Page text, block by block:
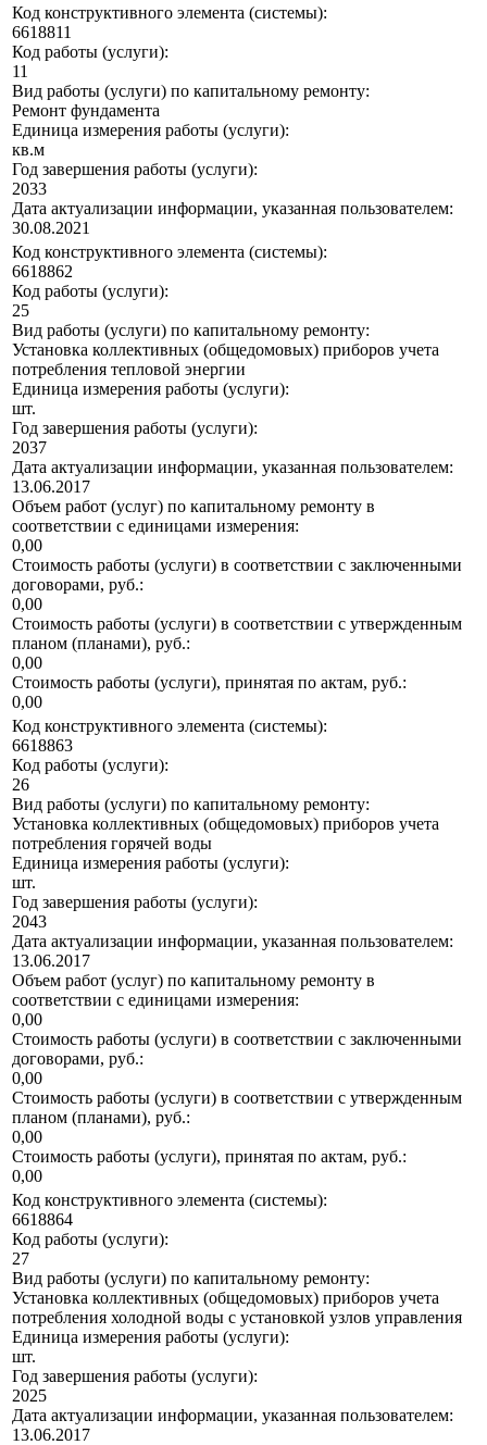
Код конструктивного элемента (системы):
6618811
Код работы (услуги):
11
Вид работы (услуги) по капитальному ремонту:
Ремонт фундамента
Единица измерения работы (услуги):
кв.м
Год завершения работы (услуги):
2033
Дата актуализации информации, указанная пользователем:
30.08.2021
Код конструктивного элемента (системы):
6618862
Код работы (услуги):
25
Вид работы (услуги) по капитальному ремонту:
Установка коллективных (общедомовых) приборов учета
потребления тепловой энергии
Единица измерения работы (услуги):
шт.
Год завершения работы (услуги):
2037
Дата актуализации информации, указанная пользователем:
13.06.2017
Объем работ (услуг) по капитальному ремонту в
соответствии с единицами измерения:
0,00
Стоимость работы (услуги) в соответствии с заключенными
договорами, руб.:
0,00
Стоимость работы (услуги) в соответствии с утвержденным
планом (планами), руб.:
0,00
Стоимость работы (услуги), принятая по актам, руб.:
0,00
Код конструктивного элемента (системы):
6618863
Код работы (услуги):
26
Вид работы (услуги) по капитальному ремонту:
Установка коллективных (общедомовых) приборов учета
потребления горячей воды
Единица измерения работы (услуги):
шт.
Год завершения работы (услуги):
2043
Дата актуализации информации, указанная пользователем:
13.06.2017
Объем работ (услуг) по капитальному ремонту в
соответствии с единицами измерения:
0,00
Стоимость работы (услуги) в соответствии с заключенными
договорами, руб.:
0,00
Стоимость работы (услуги) в соответствии с утвержденным
планом (планами), руб.:
0,00
Стоимость работы (услуги), принятая по актам, руб.:
0,00
Код конструктивного элемента (системы):
6618864
Код работы (услуги):
27
Вид работы (услуги) по капитальному ремонту:
Установка коллективных (общедомовых) приборов учета
потребления холодной воды с установкой узлов управления
Единица измерения работы (услуги):
шт.
Год завершения работы (услуги):
2025
Дата актуализации информации, указанная пользователем:
13.06.2017